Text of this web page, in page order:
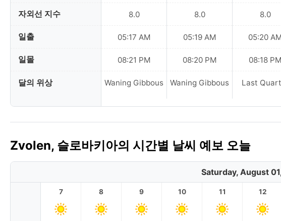
자외선 지수
일출
일몰
달의 위상
8.0
05:17 AM
08:21 PM
Waning Gibbous
8.0
05:19 AM
08:20 PM
Waning Gibbous
8.0
05:20
08:18 PM
Last
Zvolen, 슬로바키아의 시간별 날씨 예보 오늘
Saturday, August
7 8 9 10 11 12